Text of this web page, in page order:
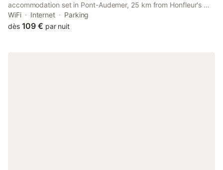
accommodation set in Pont-Audemer, 25 km from Honfleur's Old
Harbour and 25 km from La Forge Museum. This property offers
access to a terrace, free private parking and free WiFi.
WiFi Internet
Parking
dès 109 € par nuit